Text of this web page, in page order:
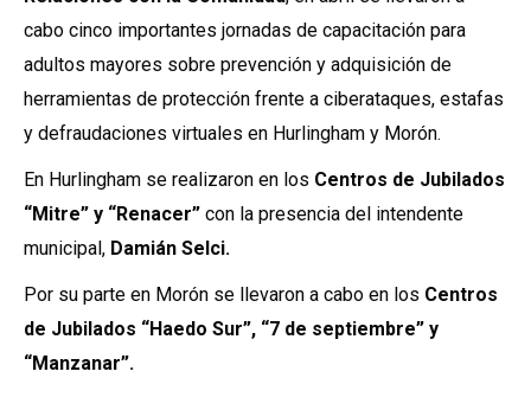
cabo cinco importantes jornadas de capacitación para
adultos mayores sobre prevención y adquisición de
herramientas de protección frente a ciberataques, estafas
y defraudaciones virtuales en Hurlingham y Morón.
En Hurlingham se realizaron en los Centros de Jubilados
“Mitre” y “Renacer” con la presencia del intendente
municipal, Damián Selci.
Por su parte en Morón se llevaron a cabo en los Centros
de Jubilados “Haedo Sur”, “7 de septiembre” y
“Manzanar”.